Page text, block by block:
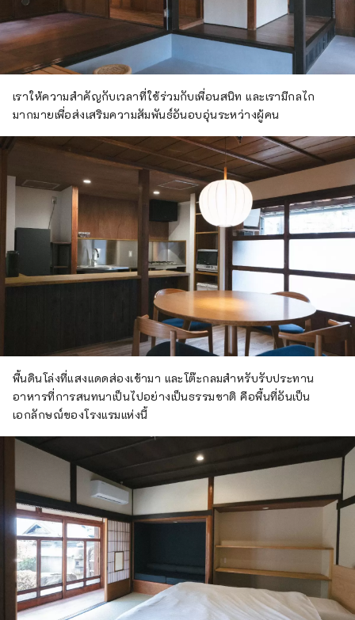
เราให้ความสำคัญกับเวลาที่ใช้ร่วมกับเพื่อนสนิท และเรามีกลไก
มากมายเพื่อส่งเสริมความสัมพันธ์อันอบอุ่นระหว่างผู้คน
พื้นดินโล่งที่แสงแดดส่องเข้ามา และโต๊ะกลมสำหรับรับประทาน
อาหารที่การสนทนาเป็นไปอย่างเป็นธรรมชาติ คือพื้นที่อันเป็น
เอกลักษณ์ของโรงแรมแห่งนี้